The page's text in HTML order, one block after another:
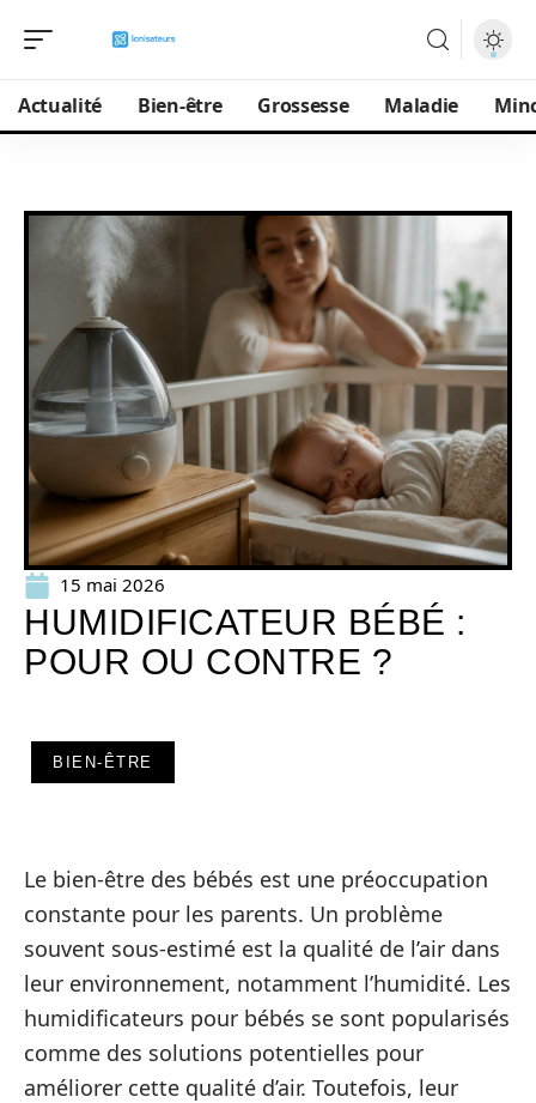
Actualité Bien-être Grossesse Maladie
15 mai 2026
HUMIDIFICATEUR BÉBÉ :
POUR OU CONTRE ?
BIEN-ÊTRE
Le bien-être des bébés est une préoccupation
constante pour les parents. Un problème
souvent sous-estimé est la qualité de l’air dans
leur environnement, notamment l’humidité. Les
humidificateurs pour bébés se sont popularisés
comme des solutions potentielles pour
améliorer cette qualité d’air. Toutefois, leur